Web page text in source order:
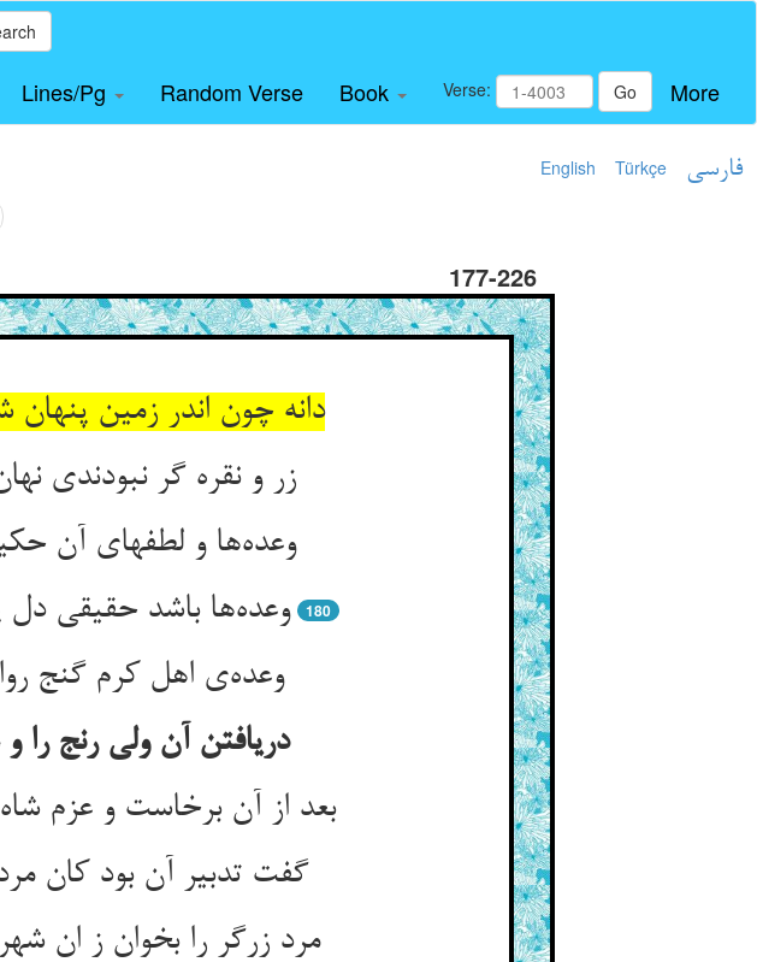
Lines/Pg Random Verse Book Verse: Go More
English Türkçe فارسی
177-226
دانه چون اندر زمین
وعده‌‌ها و لطفهای آن حکیم ** کرد آن رنجور را ایمن ز بیم‌‌
وعده‌‌ها باشد حقیقی دل
180
دریافتن آن ولی رنج را
بعد از آن برخاست و عزم
گفت تدبیر آن بود کان
مرد زرگر را بخوان ز ان